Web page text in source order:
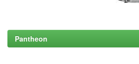
Pantheon